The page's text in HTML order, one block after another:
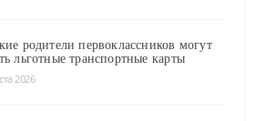
родители первоклассников могут
льготные транспортные карты
2026